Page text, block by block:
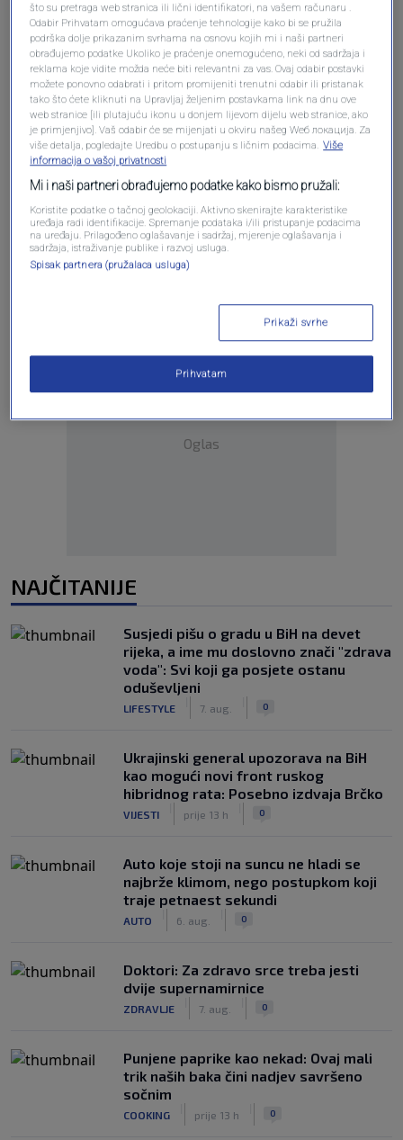
Pošalji komentar
Oglas
Oglas
NAJČITANIJE
Susjedi pišu o gradu u BiH na devet
rijeka, a ime mu doslovno znači "zdrava
voda": Svi koji ga posjete ostanu
oduševljeni
LIFESTYLE 7. aug. 0
Ukrajinski general upozorava na BiH
kao mogući novi front ruskog
hibridnog rata: Posebno izdvaja Brčko
VIJESTI prije 13 h 0
Auto koje stoji na suncu ne hladi se
najbrže klimom, nego postupkom koji
traje petnaest sekundi
AUTO 6. aug. 0
Doktori: Za zdravo srce treba jesti
dvije supernamirnice
ZDRAVLJE 7. aug. 0
Punjene paprike kao nekad: Ovaj mali
trik naših baka čini nadjev savršeno
sočnim
COOKING prije 13 h 0
što su pretraga web stranica ili lični identifikatori, na vašem računaru .
Odabir Prihvatam omogućava praćenje tehnologije kako bi se pružila
podrška dolje prikazanim svrhama na osnovu kojih mi i naši partneri
obrađujemo podatke Ukoliko je praćenje onemogućeno, neki od sadržaja i
reklama koje vidite možda neće biti relevantni za vas. Ovaj odabir postavki
možete ponovno odabrati i pritom promijeniti trenutni odabir ili pristanak
tako što ćete kliknuti na Upravljaj željenim postavkama link na dnu ove
web stranice [ili plutajuću ikonu u donjem lijevom dijelu web stranice, ako
je primjenjivo]. Vaš odabir će se mijenjati u okviru našeg Wеб локација. Za
više detalja, pogledajte Uredbu o postupanju s ličnim podacima. Više
informacija o vašoj privatnosti
Mi i naši partneri obrađujemo podatke kako bismo pružali:
Koristite podatke o tačnoj geolokaciji. Aktivno skenirajte karakteristike
uređaja radi identifikacije. Spremanje podataka i/ili pristupanje podacima
na uređaju. Prilagođeno oglašavanje i sadržaj, mjerenje oglašavanja i
sadržaja, istraživanje publike i razvoj usluga.
Spisak partnera (pružalaca usluga)
Prikaži svrhe
Prihvatam